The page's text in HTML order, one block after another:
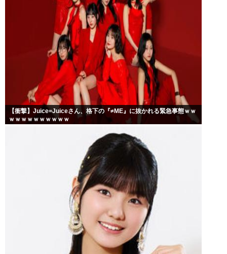
【衝撃】Juice=Juiceさん、格下の『≠ME』に抜かれる緊急事態ｗｗ
ｗｗｗｗｗｗｗｗｗｗ